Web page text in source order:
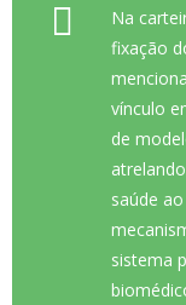
Na
fixação
vínculo
de
saúde
sistema